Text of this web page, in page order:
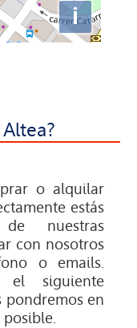
i
o alquilar
estás
nuestras
con nosotros
o emails.
el siguiente
en